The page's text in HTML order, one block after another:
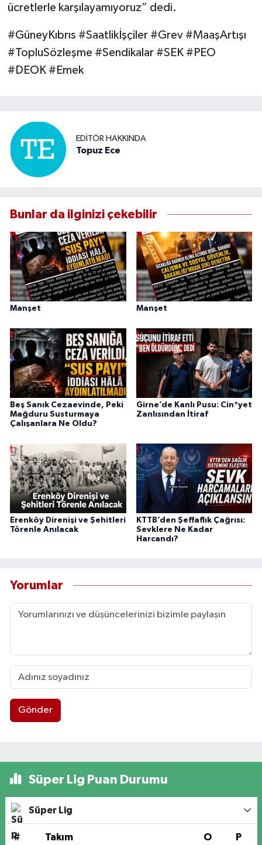
ücretlerle karşılayamıyoruz” dedi.
#GüneyKıbrıs #Saatlikİşçiler #Grev #MaaşArtışı
#TopluSözleşme #Sendikalar #SEK #PEO
#DEOK #Emek
EDITÖR HAKKINDA
Topuz Ece
Bunlar da ilginizi çekebilir
Manşet Manşet
Beş Sanık Cezaevinde, Peki
Mağduru Susturmaya
Çalışanlara Ne Oldu?
Girne’de Kanlı Pusu: Cin*yet
Zanlısından İtiraf
Erenköy Direnişi ve Şehitleri
Törenle Anılacak
KTTB’den Şeffaflık Çağrısı:
Sevklere Ne Kadar
Harcandı?
Yorumlar
Gönder
Süper Lig Puan Durumu
Süper Lig
# Takım O P